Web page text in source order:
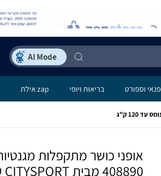
פנאי וספורט בריאות ויופי zap אילת
408890 מבית CITYSPORT עומס עד 120 ק"ג